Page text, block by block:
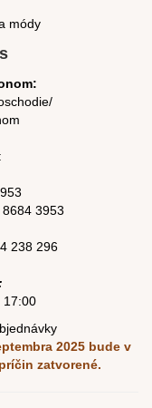
módy
8684 3953
238 296
17:00
2025 bude v
zatvorené.